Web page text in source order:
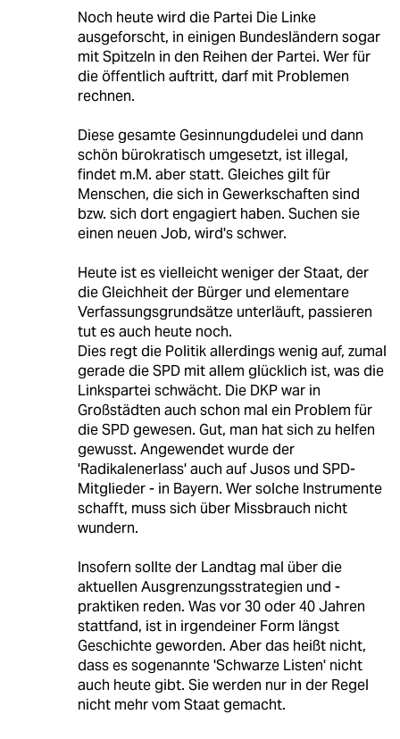
Noch heute wird die Partei Die Linke
ausgeforscht, in einigen Bundesländern sogar
mit Spitzeln in den Reihen der Partei. Wer für
die öffentlich auftritt, darf mit Problemen
rechnen.
Diese gesamte Gesinnungdudelei und dann
schön bürokratisch umgesetzt, ist illegal,
findet m.M. aber statt. Gleiches gilt für
Menschen, die sich in Gewerkschaften sind
bzw. sich dort engagiert haben. Suchen sie
einen neuen Job, wird's schwer.
Heute ist es vielleicht weniger der Staat, der
die Gleichheit der Bürger und elementare
Verfassungsgrundsätze unterläuft, passieren
tut es auch heute noch.
Dies regt die Politik allerdings wenig auf, zumal
gerade die SPD mit allem glücklich ist, was die
Linkspartei schwächt. Die DKP war in
Großstädten auch schon mal ein Problem für
die SPD gewesen. Gut, man hat sich zu helfen
gewusst. Angewendet wurde der
'Radikalenerlass' auch auf Jusos und SPD-
Mitglieder - in Bayern. Wer solche Instrumente
schafft, muss sich über Missbrauch nicht
wundern.
Insofern sollte der Landtag mal über die
aktuellen Ausgrenzungsstrategien und -
praktiken reden. Was vor 30 oder 40 Jahren
stattfand, ist in irgendeiner Form längst
Geschichte geworden. Aber das heißt nicht,
dass es sogenannte 'Schwarze Listen' nicht
auch heute gibt. Sie werden nur in der Regel
nicht mehr vom Staat gemacht.